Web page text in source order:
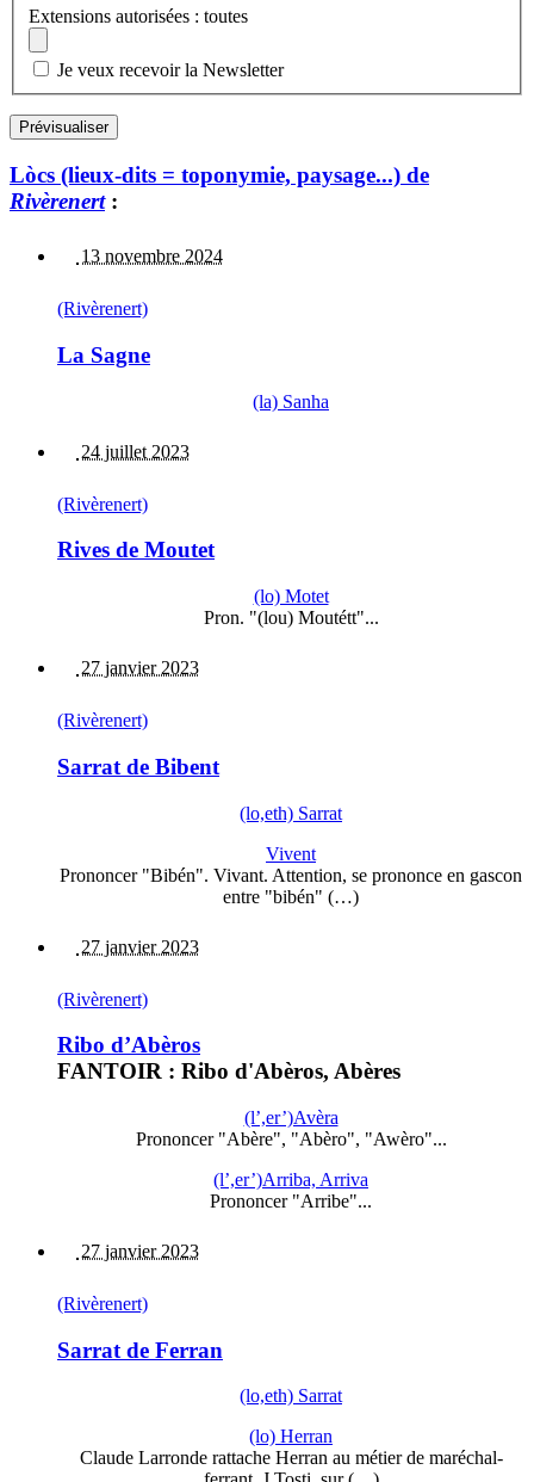
Extensions autorisées : toutes
Je veux recevoir la Newsletter
Lòcs (lieux-dits = toponymie, paysage...) de
Rivèrenert:
13 novembre 2024
(Rivèrenert)
La Sagne
(la) Sanha
24 juillet 2023
(Rivèrenert)
Rives de Moutet
(lo) Motet
Pron. "(lou) Moutétt"...
27 janvier 2023
(Rivèrenert)
Sarrat de Bibent
(lo,eth) Sarrat
Vivent
Prononcer "Bibén". Vivant. Attention, se prononce en gascon
entre "bibén" (…)
27 janvier 2023
(Rivèrenert)
Ribo d’Abèros
FANTOIR : Ribo d'Abèros, Abères
(l’,er’)Avèra
Prononcer "Abère", "Abèro", "Awèro"...
(l’,er’)Arriba, Arriva
Prononcer "Arribe"...
27 janvier 2023
(Rivèrenert)
Sarrat de Ferran
(lo,eth) Sarrat
(lo) Herran
Claude Larronde rattache Herran au métier de maréchal-